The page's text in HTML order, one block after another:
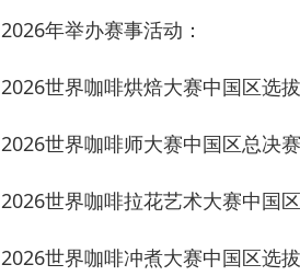
2026年举办赛事活动：
2026世界咖啡烘焙大赛中国区选
2026世界咖啡师大赛中国区总决赛
2026世界咖啡拉花艺术大赛中国
2026世界咖啡冲煮大赛中国区选